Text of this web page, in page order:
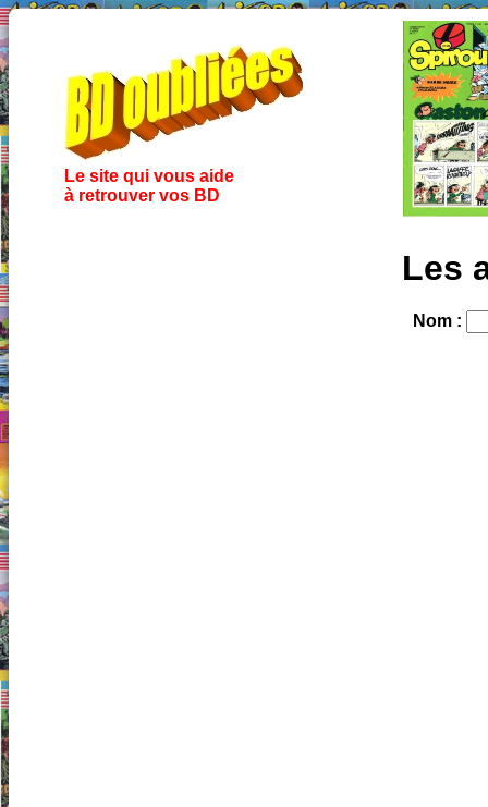
Le site qui vous aide
à retrouver vos BD
Les
Nom :